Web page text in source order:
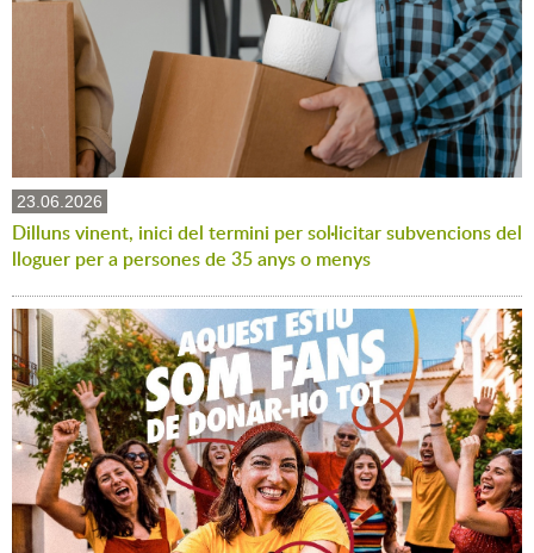
23.06.2026
Dilluns vinent, inici del termini per sol·licitar subvencions del
lloguer per a persones de 35 anys o menys